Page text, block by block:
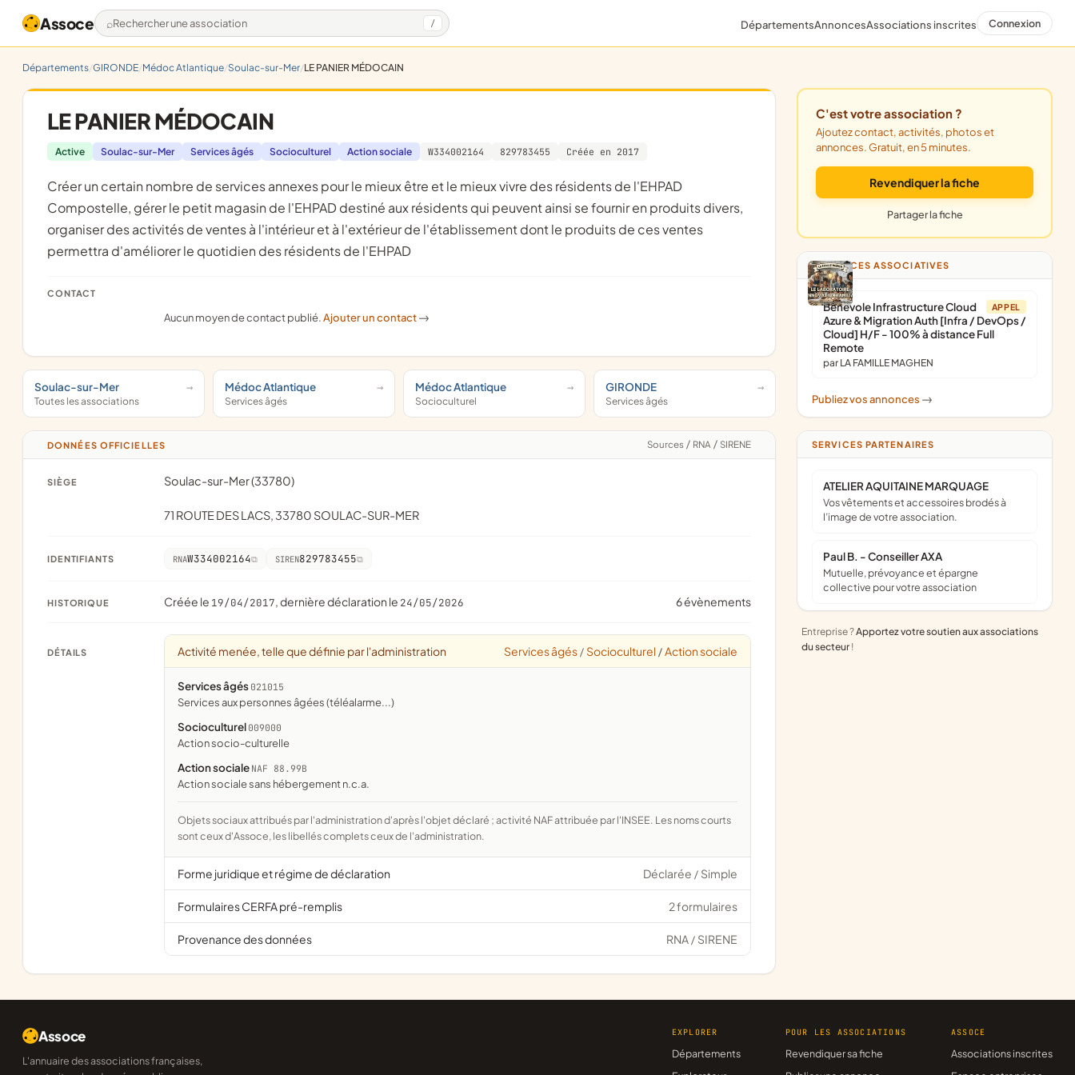
Assoce Rechercher une association / DépartementsAnnoncesAssociations inscrites Connexion
Départements GIRONDE Médoc Atlantique Soulac-sur-Mer LE PANIER MÉDOCAIN
LE PANIER MÉDOCAIN
Active Soulac-sur-Mer Services âgés Socioculturel Action sociale W334002164 829783455 Créée en 2017
créer un certain nombre de services annexes pour le mieux être et le mieux vivre des résidents de l'EHPAD
Compostelle, gérer le petit magasin de l'EHPAD destiné aux résidents qui peuvent ainsi se fournir en produits divers,
organiser des activités de ventes à l'intérieur et à l'extérieur de l'établissement dont le produits de ces ventes
permettra d'améliorer le quotidien des résidents de l'EHPAD
CONTACT
Aucun moyen de contact publié.Ajouter un contact ->
Soulac-sur-Mer
Toutes les associations
Médoc Atlantique
Services âgés
Médoc Atlantique
Socioculturel
GIRONDE
Services âgés
DONNÉES OFFICIELLES Sources / RNA / SIRENE
SIÈGE Soulac-sur-Mer (33780)
71 ROUTE DES LACS, 33780 SOULAC-SUR-MER
IDENTIFIANTS RNAW334002164 SIREN829783455
HISTORIQUE Créée le 19/04/2017, dernière déclaration le 24/05/2026 6 évènements
DÉTAILS Activité menée, telle que définie par l'administration Services âgés / Socioculturel / Action sociale
Services âgés 021015
services aux personnes âgées (téléalarme...)
Socioculturel 009000
action socio-culturelle
Action sociale NAF 88.99B
Action sociale sans hébergement n.c.a.
Objets sociaux attribués par l'administration d'après l'objet déclaré ; activité NAF attribuée par l'INSEE. Les noms courts
sont ceux d'Assoce, les libellés complets ceux de l'administration.
Forme juridique et régime de déclaration Déclarée / Simple
Formulaires CERFA pré-remplis 2 formulaires
Provenance des données RNA / SIRENE
C'est votre association ?
Ajoutez contact, activités, photos et
annonces. Gratuit, en 5 minutes.
Revendiquer la fiche
Partager la fiche
ANNONCES ASSOCIATIVES
APPEL
Bénévole Infrastructure Cloud
Azure & Migration Auth [Infra / DevOps /
Cloud] H/F - 100% à distance Full
Remote
par LA FAMILLE MAGHEN
Publiez vos annonces ->
SERVICES PARTENAIRES
ATELIER AQUITAINE MARQUAGE
Vos vêtements et accessoires brodés à
l’image de votre association.
Paul B. - Conseiller AXA
Mutuelle, prévoyance et épargne
collective pour votre association
Entreprise ?Apportez votre soutien aux associations
du secteur !
Assoce
L'annuaire des associations françaises,
EXPLORER
Départements
POUR LES ASSOCIATIONS
Revendiquer sa fiche
ASSOCE
Associations inscrites